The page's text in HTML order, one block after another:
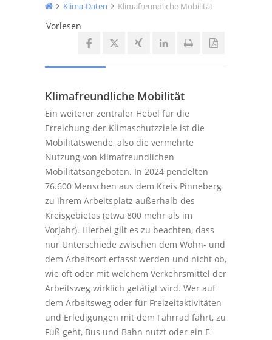
Klima-Daten Klimafreundliche Mobilität
Vorlesen
Klimafreundliche Mobilität
Ein weiterer zentraler Hebel für die
Erreichung der Klimaschutzziele ist die
Mobilitätswende, also die vermehrte
Nutzung von klimafreundlichen
Mobilitätsangeboten. In 2024 pendelten
76.600 Menschen aus dem Kreis Pinneberg
zu ihrem Arbeitsplatz außerhalb des
Kreisgebietes (etwa 800 mehr als im
Vorjahr). Hierbei gilt es zu beachten, dass
nur Unterschiede zwischen dem Wohn- und
dem Arbeitsort erfasst werden und nicht ob,
wie oft oder mit welchem Verkehrsmittel der
Arbeitsweg wirklich getätigt wird. Wer auf
dem Arbeitsweg oder für Freizeitaktivitäten
und Erledigungen mit dem Fahrrad fährt, zu
Fuß geht, Bus und Bahn nutzt oder ein E-